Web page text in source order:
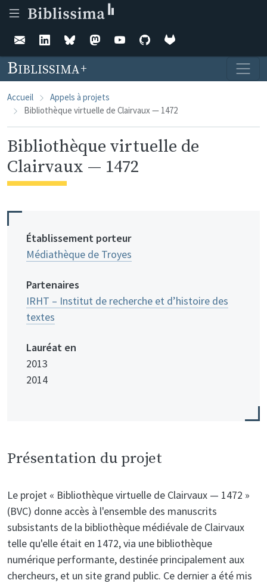
Biblissima
Accueil
Appels à projets
Bibliothèque virtuelle de Clairvaux — 1472
Bibliothèque virtuelle de
Clairvaux — 1472
Établissement porteur
Médiathèque de Troyes
Partenaires
IRHT – Institut de recherche et d’histoire des
textes
Lauréat en
2013
2014
Présentation du projet
Le projet « Bibliothèque virtuelle de Clairvaux — 1472 »
(BVC) donne accès à l'ensemble des manuscrits
subsistants de la bibliothèque médiévale de Clairvaux
telle qu'elle était en 1472, via une bibliothèque
numérique performante, destinée principalement aux
chercheurs, et un site grand public. Ce dernier a été mis